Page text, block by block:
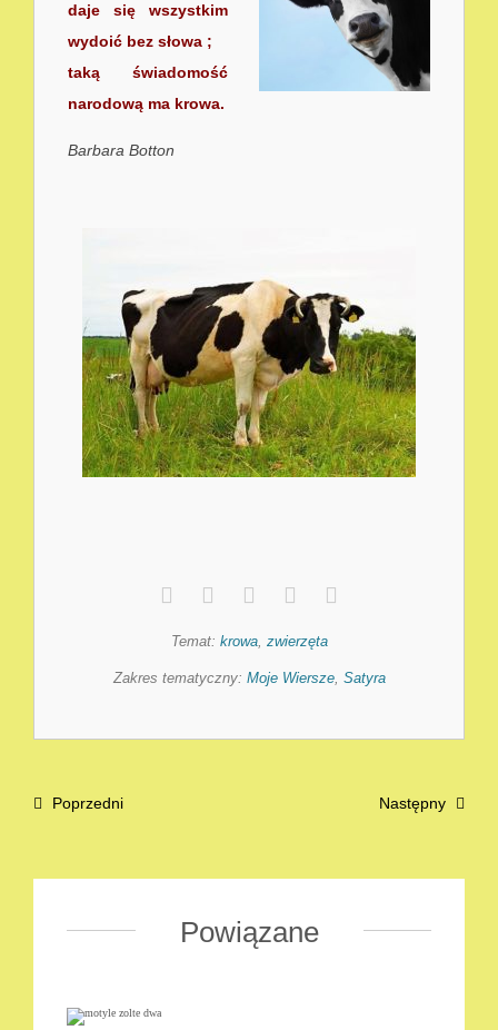
daje się wszystkim
wydoić bez słowa ;
taką świadomość
narodową ma krowa.
Barbara Botton
Temat: krowa, zwierzęta
Zakres tematyczny: Moje Wiersze, Satyra
Następny
Poprzedni
Powiązane